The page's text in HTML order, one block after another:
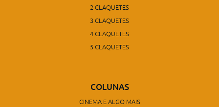
2 CLAQUETES
3 CLAQUETES
4 CLAQUETES
5 CLAQUETES
COLUNAS
CINEMA E ALGO MAIS